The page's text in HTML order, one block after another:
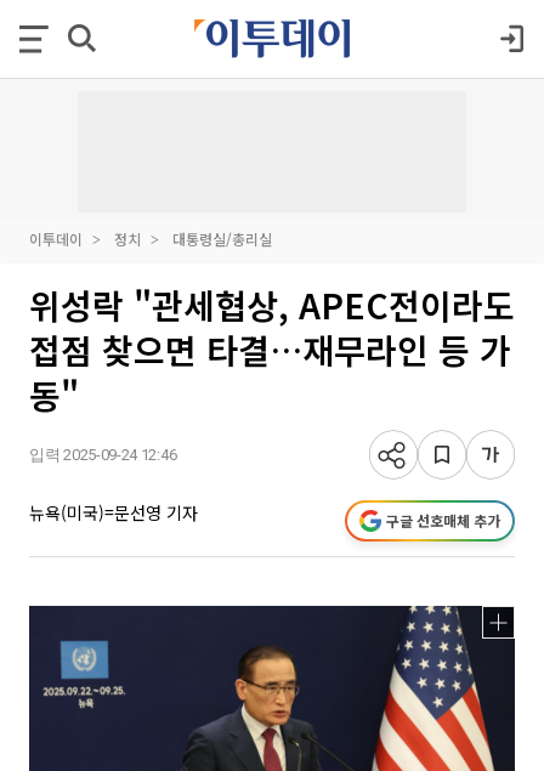
이투데이 정치 대통령실/총리실
위성락 "관세협상, APEC전이라도
접점 찾으면 타결…재무라인 등 가
동"
입력 2025-09-24 12:46
뉴욕(미국)=문선영 기자 구글 선호매체 추가